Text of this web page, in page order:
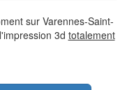
sur Varennes-Saint-
3d totalement